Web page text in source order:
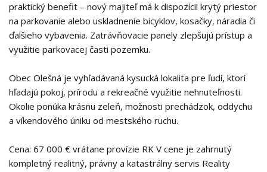
praktický benefit – nový majiteľ má k dispozícii krytý priestor
na parkovanie alebo uskladnenie bicyklov, kosačky, náradia či
ďalšieho vybavenia. Zatrávňovacie panely zlepšujú prístup a
využitie parkovacej časti pozemku.
Obec Olešná je vyhľadávaná kysucká lokalita pre ľudí, ktorí
hľadajú pokoj, prírodu a rekreačné využitie nehnuteľnosti.
Okolie ponúka krásnu zeleň, možnosti prechádzok, oddychu
a víkendového úniku od mestského ruchu.
Cena: 67 000 € vrátane provízie RK V cene je zahrnutý
kompletný realitný, právny a katastrálny servis Reality